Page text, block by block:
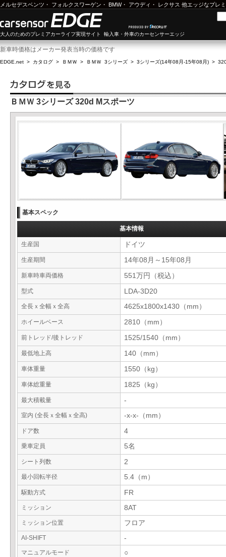
メルセデスベンツ ・ フォルクスワーゲン ・ BMW・ アウディ ・ レクサス 他エッジなプレ
大人のためのプレミアカーライフ実現サイト 輸入車・外車のカーセンサーエッジ
新車時価格はメーカー発表当時の価格です
EDGE.net > カタログ > ＢＭＷ > ＢＭＷ 3シリーズ > 3シリーズ(14年08月-15年08月) >
ＢＭＷ 3シリーズ 320d Mスポーツ
基本スペック
基本情報
生産国 ドイツ
生産期間 14年08月～15年08月
新車時車両価格 551万円（税込）
型式 LDA-3D20
全長ｘ全幅ｘ全高 4625x1800x1430（mm）
ホイールベース 2810（mm）
前トレッド/後トレッド 1525/1540（mm）
最低地上高 140（mm）
車体重量 1550（kg）
車体総重量 1825（kg）
最大積載量 -
室内 (全長ｘ全幅ｘ全高) -x-x-（mm）
ドア数 4
乗車定員 5名
シート列数 2
最小回転半径 5.4（m）
駆動方式 FR
ミッション 8AT
ミッション位置 フロア
AI-SHIFT -
マニュアルモード ○